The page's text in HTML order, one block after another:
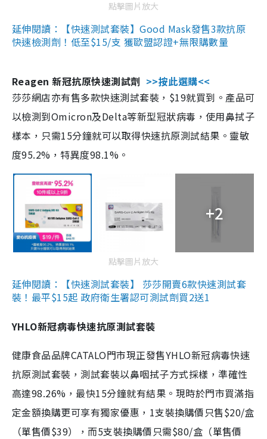
點擊圖片放大
延伸閱讀：【快速測試套裝】Good Mask發售3款抗原
快速檢測劑！低至$15/支 獲歐盟認證+無限購數量
Reagen 新冠抗原快速測試劑 >>按此選購<<
莎莎網店亦有售多款快速測試套裝，$19就買到。產品可
以檢測到Omicron及Delta等新型冠狀病毒，使用鼻拭子
樣本，只需15分鐘就可以取得快速抗原測試結果。靈敏
度95.2%，特異度98.1%。
+2
點擊圖片放大
延伸閱讀：【快速測試套裝】 莎莎開賣6款快速測試套
裝！最平$15起 政府衛生署認可測試劑買2送1
YHLO新冠病毒快速抗原測試套裝
健康食品品牌CATALO門市現正發售YHLO新冠病毒快速
抗原測試套裝，測試套裝以鼻咽拭子方式採樣，準確性
高達98.26%，最快15分鐘就有結果。現時於門市買滿指
定金額換購更可享有獨家優惠，1支裝換購價只售$20/盒
（單售價$39），而5支裝換購價只需$80/盒（單售價